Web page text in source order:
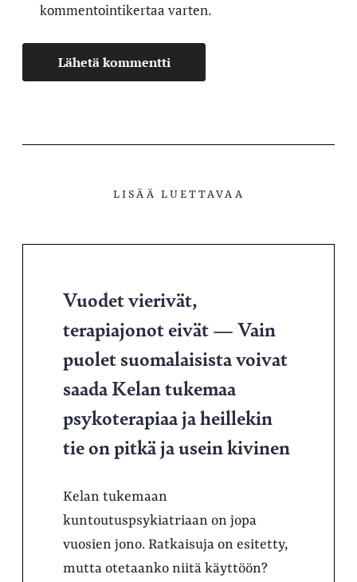
kommentointikertaa varten.
LISÄÄ LUETTAVAA
Vuodet vierivät,
terapiajonot eivät — Vain
puolet suomalaisista voivat
saada Kelan tukemaa
psykoterapiaa ja heillekin
tie on pitkä ja usein kivinen
Kelan tukemaan
kuntoutuspsykiatriaan on jopa
vuosien jono. Ratkaisuja on esitetty,
mutta otetaanko niitä käyttöön?